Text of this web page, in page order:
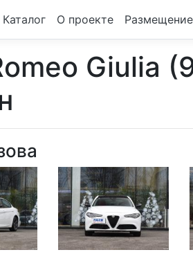
Каталог О проекте
Giulia